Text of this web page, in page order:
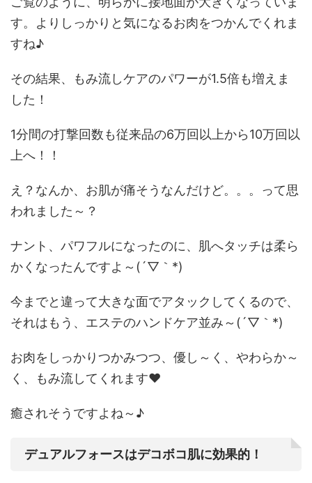
す。よりしっかりと気になるお肉をつかんでくれま
すね♪
その結果、
もみ流しケアのパワーが1.5倍も増えま
した！
1分間の打撃回数も従来品の6万回以上から10万回以
上へ！！
え？なんか、 お肌が痛そうなんだけど。。。 って思
われました～？
ナント、 パワフルになったのに、肌へタッチは柔ら
かくなったんですよ～(´▽｀*)
今までと違って大きな面でアタックしてくるので、
それはもう、エステのハンドケア並み～(´▽｀*)
お肉をしっかりつかみつつ、優し～く、やわらか～
く、もみ流してくれます❤
癒されそうですよね～♪
デュアルフォースはデコボコ肌に効果的！